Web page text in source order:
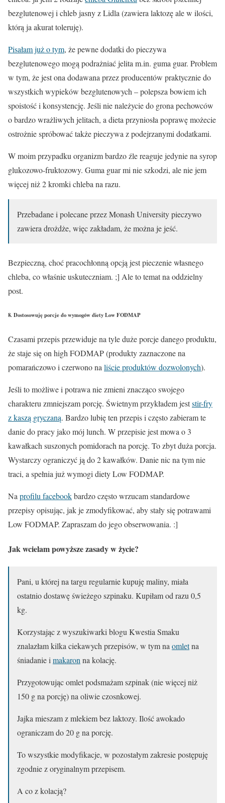
bezglutenowej i chleb jasny z Lidla (zawiera laktozę ale w ilości,
którą ja akurat toleruję).
Pisałam już o tym, że pewne dodatki do pieczywa
bezglutenowego mogą podrażniać jelita m.in. guma guar. Problem
w tym, że jest ona dodawana przez producentów praktycznie do
wszystkich wypieków bezglutenowych – polepsza bowiem ich
spoistość i konsystencję. Jeśli nie należycie do grona pechowców
o bardzo wrażliwych jelitach, a dieta przyniosła poprawę możecie
ostrożnie spróbować także pieczywa z podejrzanymi dodatkami.
W moim przypadku organizm bardzo źle reaguje jedynie na syrop
glukozowo-fruktozowy. Guma guar mi nie szkodzi, ale nie jem
więcej niż 2 kromki chleba na razu.
Przebadane i polecane przez Monash University pieczywo
zawiera drożdże, więc zakładam, że można je jeść.
Bezpieczną, choć pracochłonną opcją jest pieczenie własnego
chleba, co właśnie uskuteczniam. ;] Ale to temat na oddzielny
post.
8. Dostosowuję porcje do wymogów diety Low FODMAP
Czasami przepis przewiduje na tyle duże porcje danego produktu,
że staje się on high FODMAP (produkty zaznaczone na
pomarańczowo i czerwono na liście produktów dozwolonych).
Jeśli to możliwe i potrawa nie zmieni znacząco swojego
charakteru zmniejszam porcję. Świetnym przykładem jeststir-fry
z kaszą gryczaną. Bardzo lubię ten przepis i często zabieram te
danie do pracy jako mój lunch. W przepisie jest mowa o 3
kawałkach suszonych pomidorach na porcję. To zbyt duża porcja.
Wystarczy ograniczyć ją do 2 kawałków. Danie nic na tym nie
traci, a spełnia już wymogi diety Low FODMAP.
Na profilu facebookbardzo często wrzucam standardowe
przepisy opisując, jak je zmodyfikować, aby stały się potrawami
Low FODMAP. Zapraszam do jego obserwowania. :]
Jak wcielam powyższe zasady w życie?
Pani, u której na targu regularnie kupuję maliny, miała
ostatnio dostawę świeżego szpinaku. Kupiłam od razu 0,5
kg.
Korzystając z wyszukiwarki blogu Kwestia Smaku
znalazłam kilka ciekawych przepisów, w tym na omletna
śniadanie i makaron na kolację.
Przygotowując omlet podsmażam szpinak (nie więcej niż
150 g na porcję) na oliwie czosnkowej.
Jajka mieszam z mlekiem bez laktozy. Ilość awokado
ograniczam do 20 g na porcję.
To wszystkie modyfikacje, w pozostałym zakresie postępuję
zgodnie z oryginalnym przepisem.
A co z kolacją?